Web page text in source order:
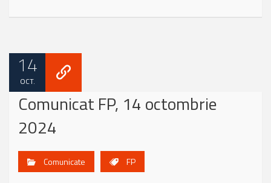
14
OCT.
Comunicat FP, 14 octombrie
2024
Comunicate FP